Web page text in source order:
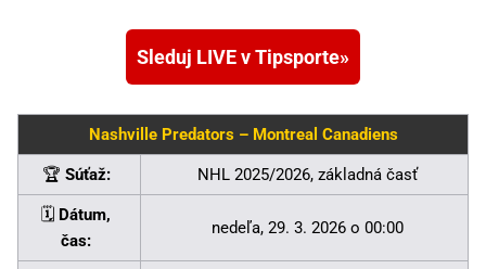
Sleduj LIVE v Tipsporte
Nashville Predators – Montreal Canadiens
🏆 Súťaž: NHL 2025/2026, základná časť
🗓️ Dátum,
čas:
nedeľa, 29. 3. 2026 o 00:00